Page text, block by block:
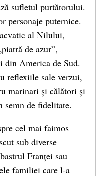
sufletul purtătorului.
personaje puternice.
al Nilului,
de azur”,
din America de Sud.
reflexiile sale verzui,
marinari și călători și
semn de fidelitate.
cel mai faimos
sub diverse
Franței sau
familiei care l-a